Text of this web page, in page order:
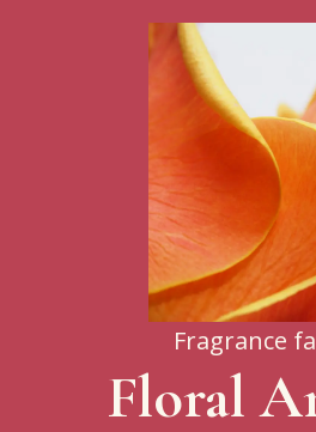
Fragrance
Floral